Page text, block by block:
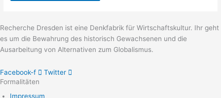
Recherche Dresden ist eine Denkfabrik für Wirtschaftskultur. Ihr geht
es um die Bewahrung des historisch Gewachsenen und die
Ausarbeitung von Alternativen zum Globalismus.
Facebook-f
Twitter
Formalitäten
Impressum